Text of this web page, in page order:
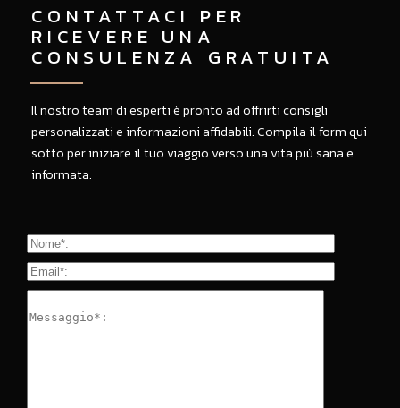
CONTATTACI PER
RICEVERE UNA
CONSULENZA GRATUITA
Il nostro team di esperti è pronto ad offrirti consigli
personalizzati e informazioni affidabili. Compila il form qui
sotto per iniziare il tuo viaggio verso una vita più sana e
informata.